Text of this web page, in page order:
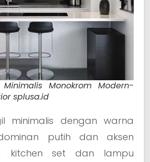
Monokrom Modern-
splusa.id
minimalis dengan warna
putih dan aksen
kitchen set dan lampu